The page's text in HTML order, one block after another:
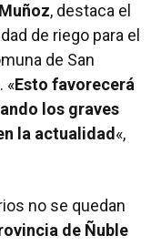
, destaca el
de riego para el
de San
«Esto favorecerá
los graves
la actualidad«,
no se quedan
de Ñuble